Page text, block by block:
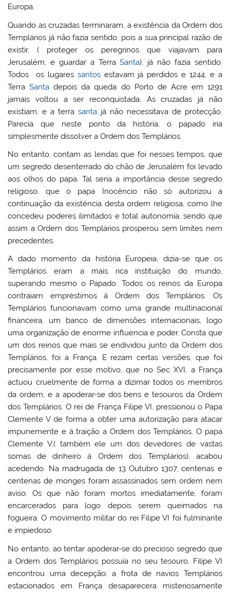
Europa.
Quando as cruzadas terminaram, a existência da Ordem dos
Templários já não fazia sentido, pois a sua principal razão de
existir, ( proteger os peregrinos que viajavam para
Jerusalém, e guardar a TerraSanta), já não fazia sentido.
Todos os lugares santosestavam já perdidos e 1244, e a
TerraSanta depois da queda do Porto de Acre em 1291
jamais voltou a ser reconquistada. As cruzadas já não
existiam, e a terrasanta já não necessitava de protecção.
Parecia que neste ponto da história, o papado iria
simplesmente dissolver a Ordem dos Templários.
No entanto, contam as lendas que foi nesses tempos, que
um segredo desenterrado do chão de Jerusalém foi levado
aos olhos do papa. Tal seria a importância desse segredo
religioso, que o papa Inocêncio não só autorizou a
continuação da existência desta ordem religiosa, como lhe
concedeu poderes ilimitados e total autonomia, sendo que
assim a Ordem dos Templários prosperou sem limites nem
precedentes.
A dado momento da história Europeia, dizia-se que os
Templários eram a mais rica instituição do mundo,
superando mesmo o Papado. Todos os reinos da Europa
contraiam empréstimos á Ordem dos Templários. Os
Templários funcionavam como uma grande multinacional
financeira, um banco de dimensões internacionais, logo
uma organização de enorme influencia e poder. Consta que
um dos reinos que mais se endividou junto da Ordem dos
Templários, foi a França. E rezam certas versões, que foi
precisamente por esse motivo, que no Sec XVI, a França
actuou cruelmente de forma a dizimar todos os membros
da ordem, e a apoderar-se dos bens e tesouros da Ordem
dos Templários. O rei de França Filipe VI, pressionou o Papa
Clemente V de forma a obter uma autorização para atacar
impunemente e á traição a Ordem dos Templários. O papa
Clemente V,( também ele um dos devedores de vastas
somas de dinheiro á Ordem dos Templários), acabou
acedendo. Na madrugada de 13 Outubro 1307, centenas e
centenas de monges foram assassinados sem ordem nem
aviso. Os que não foram mortos imediatamente, foram
encarcerados para logo depois serem queimados na
fogueira. O movimento militar do rei Filipe VI foi fulminante
e impiedoso.
No entanto, ao tentar apoderar-se do precioso segredo que
a Ordem dos Templários possuía no seu tesouro, Filipe VI
encontrou uma decepção: a frota de navios Templários
estacionados em França desaparecera misteriosamente